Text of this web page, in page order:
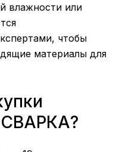
влажности или
чтобы
материалы для